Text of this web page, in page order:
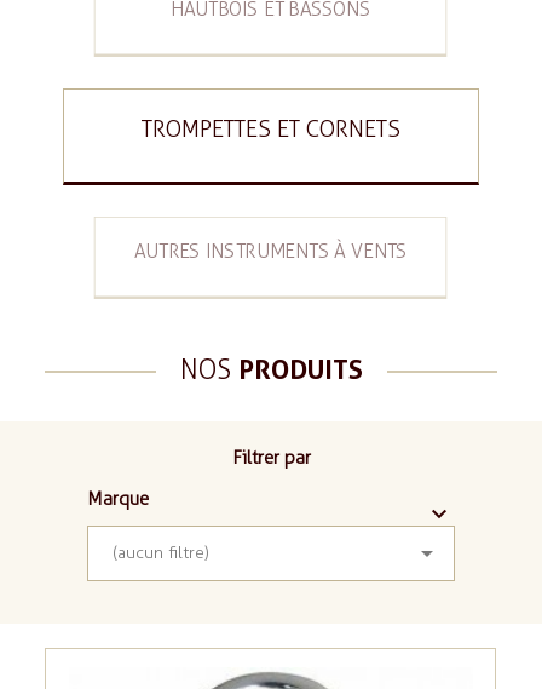
HAUTBOIS ET BASSONS
TROMPETTES ET CORNETS
AUTRES INSTRUMENTS À VENTS
NOS PRODUITS
Filtrer par
Marque


(aucun filtre) 